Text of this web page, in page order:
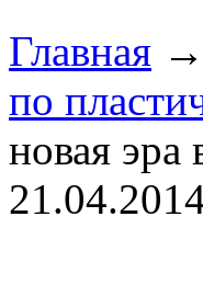
Главная →
по
новая